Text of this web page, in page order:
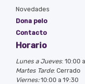
Novedades
Dona pelo
Contacto
Horario
Lunes a Jueves: 10:00
Martes Tarde: Cerrado
Viernes:10:00 a 19:30